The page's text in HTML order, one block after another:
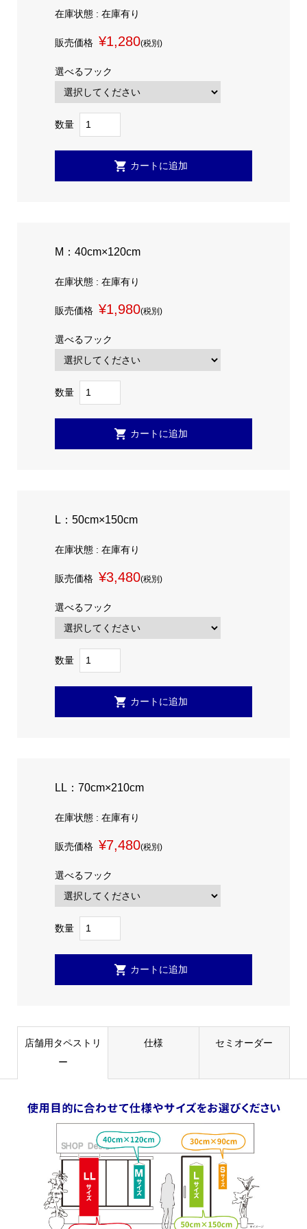
在庫状態 : 在庫有り
販売価格 ¥1,280(税別)
選べるフック
数量
M：40cm×120cm
在庫状態 : 在庫有り
販売価格 ¥1,980(税別)
選べるフック
数量
L：50cm×150cm
在庫状態 : 在庫有り
販売価格 ¥3,480(税別)
選べるフック
数量
LL：70cm×210cm
在庫状態 : 在庫有り
販売価格 ¥7,480(税別)
選べるフック
数量
店舗用タペストリ
ー
仕様 セミオーダー